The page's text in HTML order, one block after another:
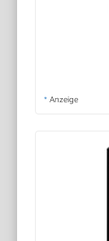
* Anzeige